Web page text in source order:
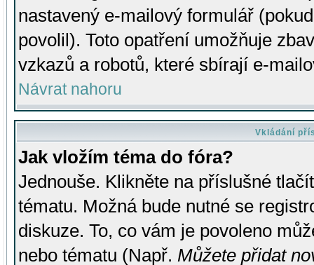
nastavený e-mailový formulář
povolil). Toto opatření umožňuje
vzkazů a robotů, které sbírají e-
Návrat nahoru
Vkládání
Jak vložím téma do fóra?
Jednouše. Klikněte na příslušné
tématu. Možná bude nutné se
diskuze. To, co vám je povoleno
nebo tématu (Např. Můžete přidat